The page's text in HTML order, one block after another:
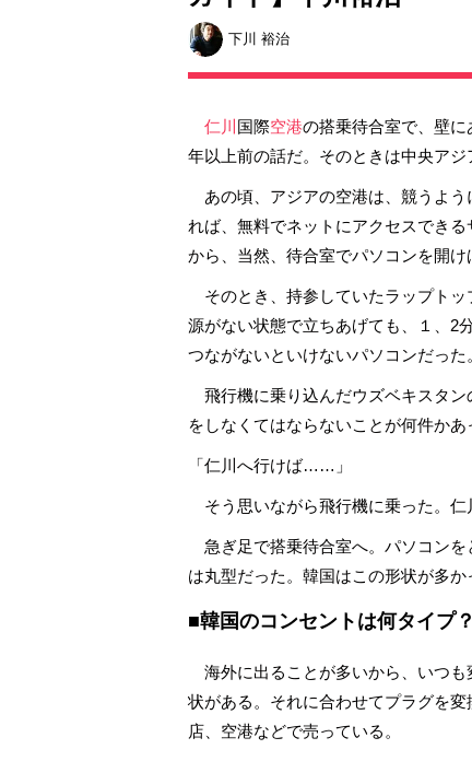
下川 裕治
仁川 国際空港の搭乗待合室で、壁
年以上前の話だ。そのときは中央ア
あの頃、アジアの空港は、競うよう
れば、無料でネットにアクセスでき
から、当然、待合室でパソコンを開け
そのとき、持参していたラップトッ
源がない状態で立ちあげても、１、2
つながないといけないパソコンだった
飛行機に乗り込んだウズベキスタン
をしなくてはならないことが何件かあ
「仁川へ行けば……」
そう思いながら飛行機に乗った。仁
急ぎ足で搭乗待合室へ。パソコンを
は丸型だった。韓国はこの形状が多
■韓国のコンセントは何タイプ
海外に出ることが多いから、いつも
状がある。それに合わせてプラグを
店、空港などで売っている。